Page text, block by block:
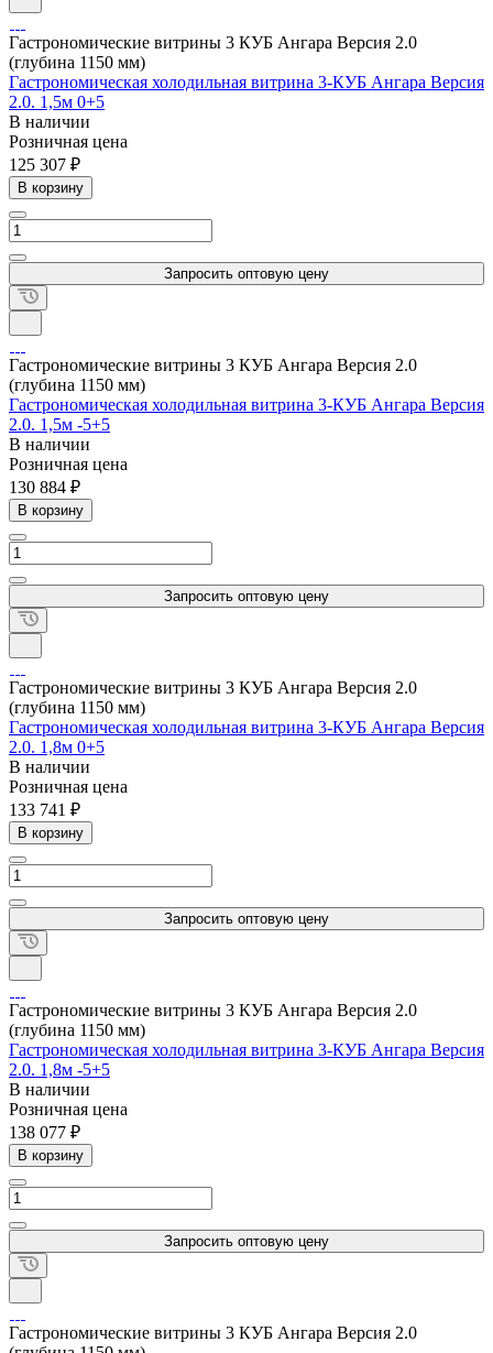
Гастрономические витрины 3 КУБ Ангара Версия 2.0
(глубина 1150 мм)
Гастрономическая холодильная витрина 3-КУБ Ангара Версия
2.0. 1,5м 0+5
В наличии
Розничная цена
125 307 ₽
В корзину
Запросить оптовую цену
Гастрономические витрины 3 КУБ Ангара Версия 2.0
(глубина 1150 мм)
Гастрономическая холодильная витрина 3-КУБ Ангара Версия
2.0. 1,5м -5+5
В наличии
Розничная цена
130 884 ₽
В корзину
Запросить оптовую цену
Гастрономические витрины 3 КУБ Ангара Версия 2.0
(глубина 1150 мм)
Гастрономическая холодильная витрина 3-КУБ Ангара Версия
2.0. 1,8м 0+5
В наличии
Розничная цена
133 741 ₽
В корзину
Запросить оптовую цену
Гастрономические витрины 3 КУБ Ангара Версия 2.0
(глубина 1150 мм)
Гастрономическая холодильная витрина 3-КУБ Ангара Версия
2.0. 1,8м -5+5
В наличии
Розничная цена
138 077 ₽
В корзину
Запросить оптовую цену
Гастрономические витрины 3 КУБ Ангара Версия 2.0